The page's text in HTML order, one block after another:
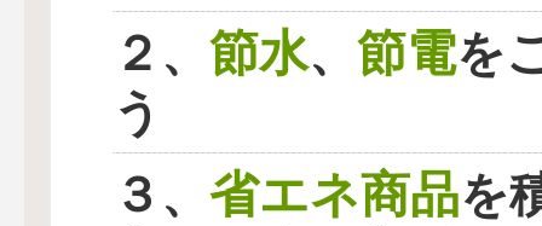
２、 節水、 節電を
う
３、 省エネ商品を